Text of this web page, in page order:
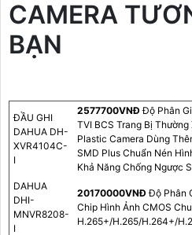
CAMERA
BẠN
ĐẦU GHI
DAHUA DH-
XVR4104C-
I
2577700VNÐ Độ Phân
TVI BCS Trang Bị
Plastic Camera Dùng
SMD Plus Chuẩn Nén
Khả Năng Chống Ngược
DAHUA
DHI-
MNVR8208-
I
20170000VNÐ Độ Phân
Chip Hình Ảnh CMOS
H.265+/H.265/H.264+/